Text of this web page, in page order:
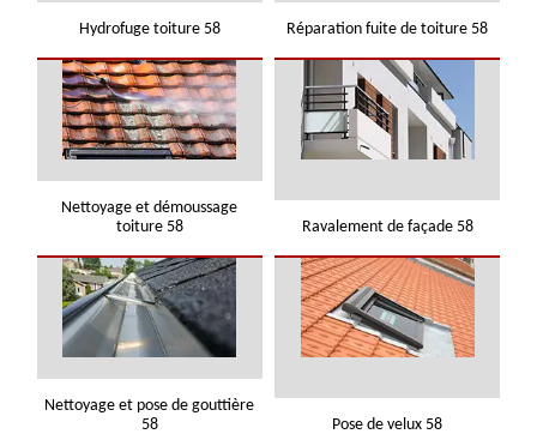
Hydrofuge toiture 58 Réparation fuite de toiture 58
Nettoyage et démoussage
toiture 58
Ravalement de façade 58
Nettoyage et pose de gouttière
58
Pose de velux 58